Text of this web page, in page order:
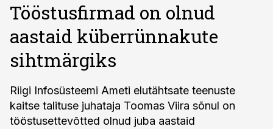
Tööstusfirmad on olnud
aastaid küberrünnakute
sihtmärgiks
Riigi Infosüsteemi Ameti elutähtsate teenuste
kaitse talituse juhataja Toomas Viira sõnul on
tööstusettevõtted olnud juba aastaid